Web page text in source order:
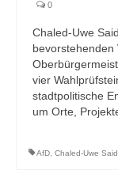
0
Chaled-Uwe
vier
stadtpolitische
um Orte,
AfD Chaled-Uwe Said